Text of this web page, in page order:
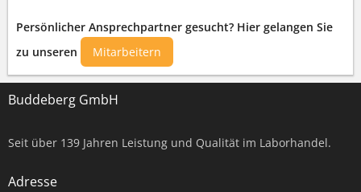
Persönlicher Ansprechpartner gesucht? Hier gelangen Sie
zu unseren
Mitarbeitern
Buddeberg GmbH
Seit über 139 Jahren Leistung und Qualität im Laborhandel.
Adresse